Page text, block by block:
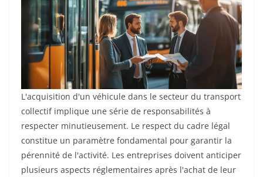
L'acquisition d'un véhicule dans le secteur du transport
collectif implique une série de responsabilités à
respecter minutieusement. Le respect du cadre légal
constitue un paramètre fondamental pour garantir la
pérennité de l'activité. Les entreprises doivent anticiper
plusieurs aspects réglementaires après l'achat de leur